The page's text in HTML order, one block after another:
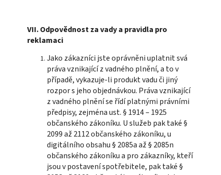
VII. Odpovědnost za vady a pravidla pro
reklamaci
Jako zákazníci jste oprávněni uplatnit svá
práva vznikající z vadného plnění, a to v
případě, vykazuje-li produkt vadu či jiný
rozpor s jeho objednávkou. Práva vznikající
z vadného plnění se řídí platnými právními
předpisy, zejména ust. § 1914 – 1925
občanského zákoníku. U služeb pak také §
2099 až 2112 občanského zákoníku, u
digitálního obsahu § 2085a až § 2085n
občanského zákoníku a pro zákazníky, kteří
jsou v postavení spotřebitele, pak také §